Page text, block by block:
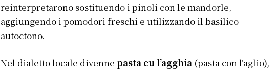
reinterpretarono sostituendo i pinoli con le mandorle,
aggiungendo i pomodori freschi e utilizzando il basilico
autoctono.
Nel dialetto locale divennepasta cu l’agghia (pasta con l’aglio),